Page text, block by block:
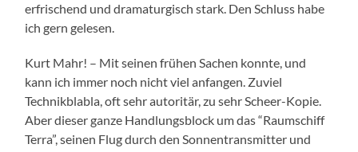
erfrischend und dramaturgisch stark. Den Schluss habe
ich gern gelesen.
Kurt Mahr! – Mit seinen frühen Sachen konnte, und
kann ich immer noch nicht viel anfangen. Zuviel
Technikblabla, oft sehr autoritär, zu sehr Scheer-Kopie.
Aber dieser ganze Handlungsblock um das “Raumschiff
Terra”, seinen Flug durch den Sonnentransmitter und